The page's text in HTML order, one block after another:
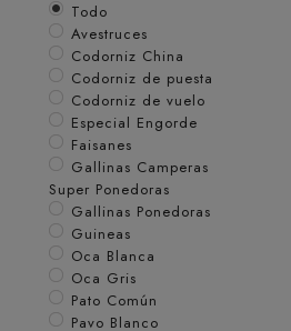
Todo
Avestruces
Codorniz China
Codorniz de puesta
Codorniz de vuelo
Especial Engorde
Faisanes
Gallinas Camperas
Super Ponedoras
Gallinas Ponedoras
Guineas
Oca Blanca
Oca Gris
Pato Común
Pavo Blanco